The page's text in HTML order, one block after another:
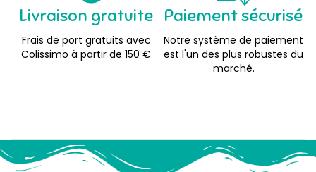
Livraison gratuite
Frais de port gratuits avec
Colissimo à partir de 150 €
Paiement sécurisé
Notre système de paiement
est l'un des plus robustes du
marché.